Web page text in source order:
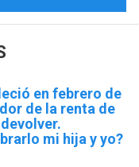
en febrero de
de la renta de
mi hija y yo?